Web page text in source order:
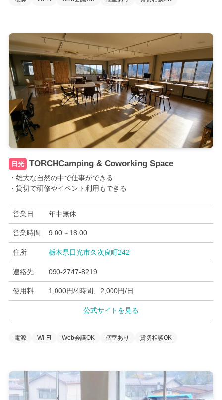
日光 TORCHCamping & Coworking Space
・雄大な自然の中で仕事ができる
・貸切で研修やイベント利用もできる
営業日 年中無休
営業時間 9:00～18:00
住所 栃木県日光市久次良町242
連絡先 090-2747-8219
使用料 1,000円/4時間、2,000円/日
公式サイトを見る
電源 Wi-Fi Web会議OK 個室あり 貸切相談OK